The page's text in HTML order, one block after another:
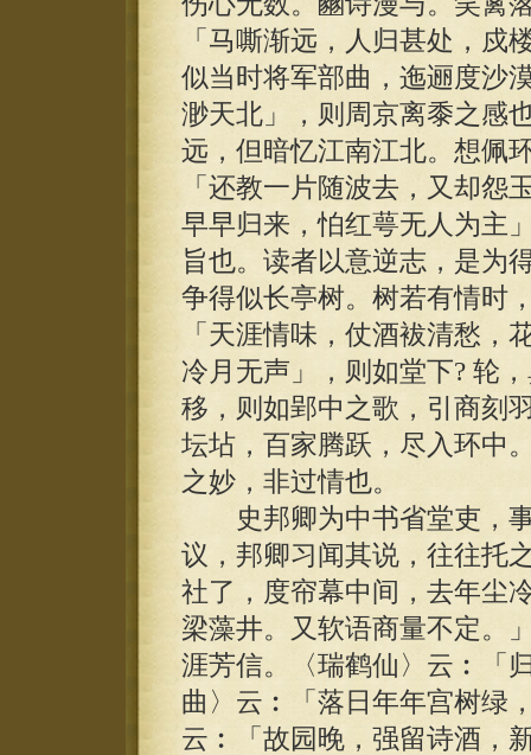
「马嘶渐远，人归甚处，戍
似当时将军部曲，迤逦度沙
渺天北」，则周京离黍之感
远，但暗忆江南江北。想佩
「还教一片随波去，又却怨
早早归来，怕红萼无人为主
旨也。读者以意逆志，是为
争得似长亭树。树若有情时
「天涯情味，仗酒袚清愁，
冷月无声」，则如堂下? 轮
移，则如郢中之歌，引商刻
坛坫，百家腾跃，尽入环中
之妙，非过情也。
史邦卿为中书省堂吏，事
议，邦卿习闻其说，往往托
社了，度帘幕中间，去年尘
梁藻井。又软语商量不定。
涯芳信。〈瑞鹤仙〉云︰「
曲〉云︰「落日年年宫树绿
云︰「故园晚，强留诗酒，